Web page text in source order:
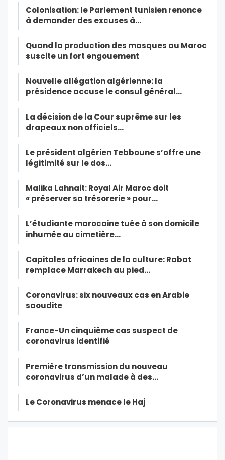
Colonisation: le Parlement tunisien renonce
à demander des excuses à…
Quand la production des masques au Maroc
suscite un fort engouement
Nouvelle allégation algérienne: la
présidence accuse le consul général…
La décision de la Cour suprême sur les
drapeaux non officiels…
Le président algérien Tebboune s’offre une
légitimité sur le dos…
Malika Lahnait: Royal Air Maroc doit
« préserver sa trésorerie » pour…
L’étudiante marocaine tuée à son domicile
inhumée au cimetière…
Capitales africaines de la culture: Rabat
remplace Marrakech au pied…
Coronavirus: six nouveaux cas en Arabie
saoudite
France-Un cinquième cas suspect de
coronavirus identifié
Première transmission du nouveau
coronavirus d’un malade à des…
Le Coronavirus menace le Haj